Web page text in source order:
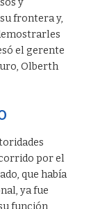
y
frontera y,
el gerente
Olberth
por el
que había
ya fue
función,